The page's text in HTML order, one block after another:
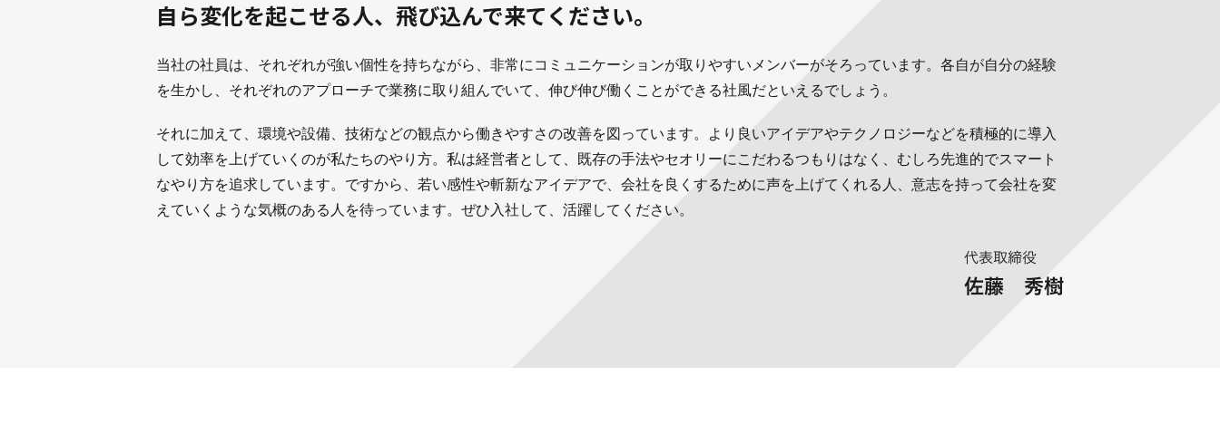
自ら変化を起こせる人、飛び込んで来てください。
当社の社員は、それぞれが強い個性を持ちながら、非常にコミュニケーションが取りやすいメンバーがそろっています。各自が自分の経験
を生かし、それぞれのアプローチで業務に取り組んでいて、伸び伸び働くことができる社風だといえるでしょう。
それに加えて、環境や設備、技術などの観点から働きやすさの改善を図っています。より良いアイデアやテクノロジーなどを積極的に導入
して効率を上げていくのが私たちのやり方。私は経営者として、既存の手法やセオリーにこだわるつもりはなく、むしろ先進的でスマート
なやり方を追求しています。ですから、若い感性や斬新なアイデアで、会社を良くするために声を上げてくれる人、意志を持って会社を変
えていくような気概のある人を待っています。ぜひ入社して、活躍してください。